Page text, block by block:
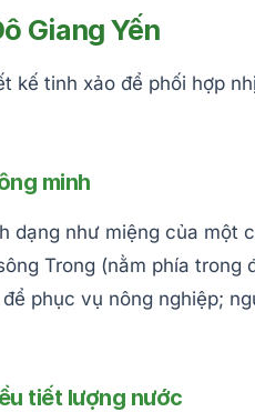
Giang Yến
kế tinh xảo để phối hợp
minh
như miệng của một
Trong (nằm phía
phục vụ nông nghiệp;
tiết lượng nước